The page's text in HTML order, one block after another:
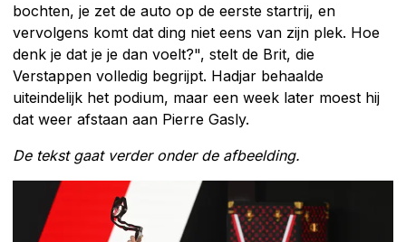
bochten, je zet de auto op de eerste startrij, en
vervolgens komt dat ding niet eens van zijn plek. Hoe
denk je dat je je dan voelt?", stelt de Brit, die
Verstappen volledig begrijpt. Hadjar behaalde
uiteindelijk het podium, maar een week later moest hij
dat weer afstaan aan Pierre Gasly.
De tekst gaat verder onder de afbeelding.